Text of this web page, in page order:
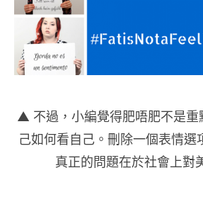
▲ 不過，小編覺得肥唔肥不是重
己如何看自己。刪除一個表情選
真正的問題在於社會上對